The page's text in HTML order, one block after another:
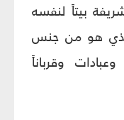
بيتاً لنفسه
الذي هو من جنس
وقرباناً